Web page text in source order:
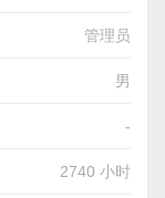
管理员
男
-
2740 小时